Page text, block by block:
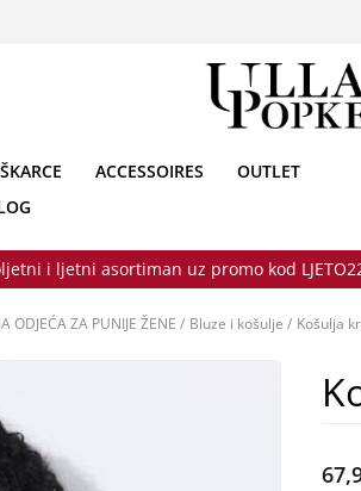
ACCESSOIRES
OUTLET
i ljetni asortiman uz promo kod
ODJEĆA ZA PUNIJE ŽENE / Bluze i košulje / Košulja